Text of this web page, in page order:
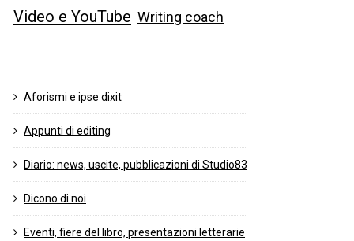
Video e YouTube Writing coach
Aforismi e ipse dixit
Appunti di editing
Diario: news, uscite, pubblicazioni di Studio83
Dicono di noi
Eventi, fiere del libro, presentazioni letterarie